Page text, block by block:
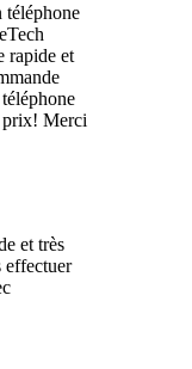
téléphone
rapide et
prix! Merci
et très
effectuer